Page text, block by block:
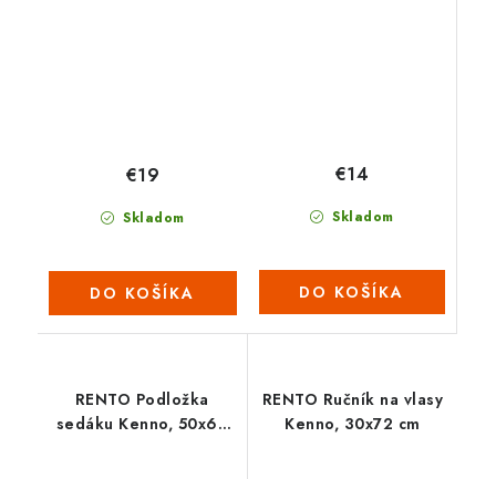
Skladom
€19
DO KOŠÍKA
Skladom
€14
DO KOŠÍKA
RENTO Podložka
sedáku Kenno, 50x60
RENTO Ručník na vlasy
Kenno, 30x72 cm